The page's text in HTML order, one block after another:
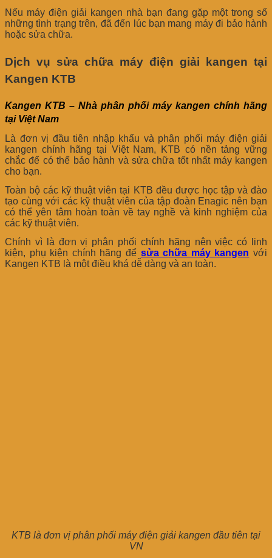
Nếu máy điện giải kangen nhà bạn đang gặp một trong số
những tình trạng trên, đã đến lúc bạn mang máy đi bảo hành
hoặc sửa chữa.
Dịch vụ sửa chữa máy điện giải kangen tại
Kangen KTB
Kangen KTB – Nhà phân phối máy kangen chính hãng
tại Việt Nam
Là đơn vị đầu tiên nhập khẩu và phân phối máy điện giải
kangen chính hãng tại Việt Nam, KTB có nền tảng vững
chắc để có thể bảo hành và sửa chữa tốt nhất máy kangen
cho bạn.
Toàn bộ các kỹ thuật viên tại KTB đều được học tập và đào
tạo cùng với các kỹ thuật viên của tập đoàn Enagic nên bạn
có thể yên tâm hoàn toàn về tay nghề và kinh nghiệm của
các kỹ thuật viên.
Chính vì là đơn vị phân phối chính hãng nên việc có linh
kiện, phụ kiện chính hãng để sửa chữa máy kangen với
Kangen KTB là một điều khá dễ dàng và an toàn.
KTB là đơn vị phân phối máy điện giải kangen đầu tiên tại
VN